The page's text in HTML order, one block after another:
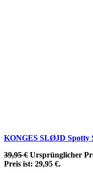
KONGES SLØJD Spotty
39,95€ Ursprünglicher
Preis ist: 29,95 €.